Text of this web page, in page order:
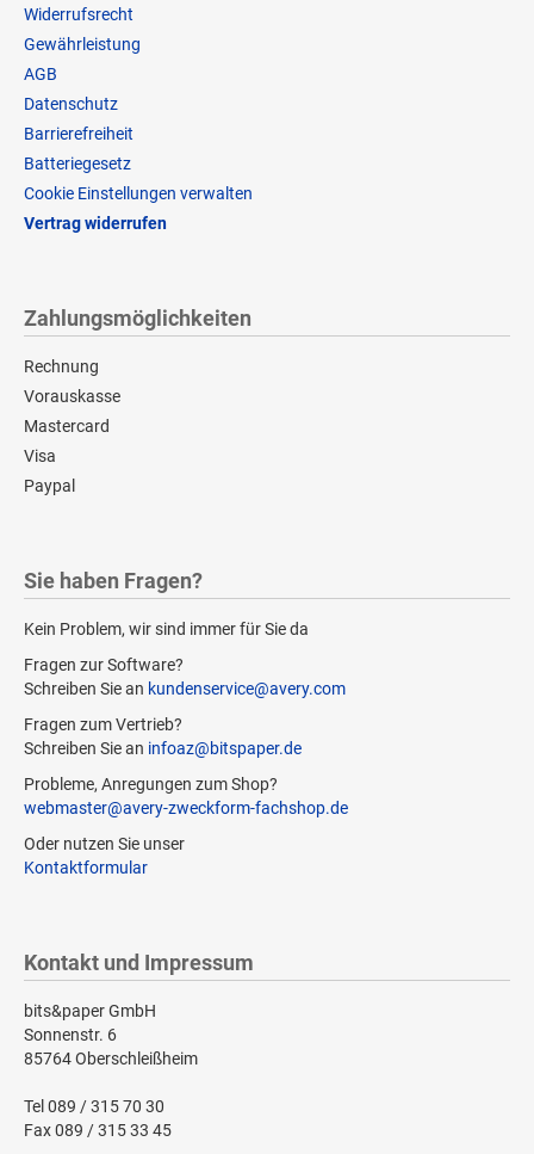
Widerrufsrecht
Gewährleistung
AGB
Datenschutz
Barrierefreiheit
Batteriegesetz
Cookie Einstellungen verwalten
Vertrag widerrufen
Zahlungsmöglichkeiten
Rechnung
Vorauskasse
Mastercard
Visa
Paypal
Sie haben Fragen?
Kein Problem, wir sind immer für Sie da
Fragen zur Software?
Schreiben Sie an kundenservice@avery.com
Fragen zum Vertrieb?
Schreiben Sie an infoaz@bitspaper.de
Probleme, Anregungen zum Shop?
webmaster@avery-zweckform-fachshop.de
Oder nutzen Sie unser
Kontaktformular
Kontakt und Impressum
bits&paper GmbH
Sonnenstr. 6
85764 Oberschleißheim
Tel 089 / 315 70 30
Fax 089 / 315 33 45